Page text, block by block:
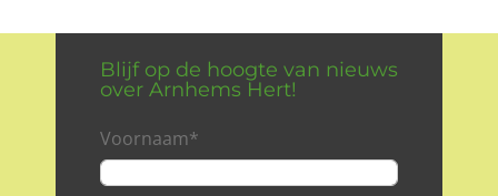
Blijf op de hoogte van nieuws
over Arnhems Hert!
Voornaam*